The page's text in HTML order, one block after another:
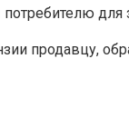
для
продавцу,